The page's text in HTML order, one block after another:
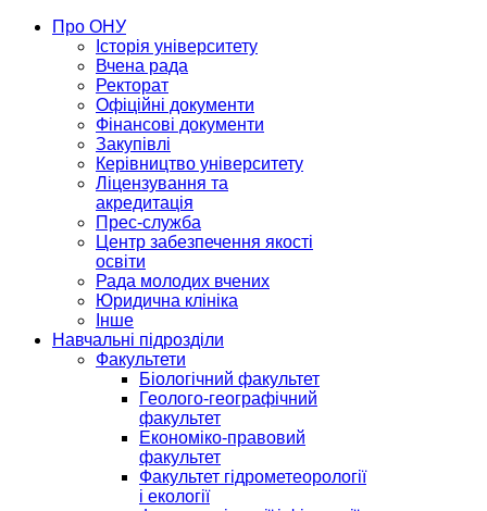
Про ОНУ
Історія університету
Вчена рада
Ректорат
Офіційні документи
Фінансові документи
Закупівлі
Керівництво університету
Ліцензування та
акредитація
Прес-служба
Центр забезпечення якості
освіти
Рада молодих вчених
Юридична клініка
Інше
Навчальні підрозділи
Факультети
Біологічний факультет
Геолого-географічний
факультет
Економіко-правовий
факультет
Факультет гідрометеорології
і екології